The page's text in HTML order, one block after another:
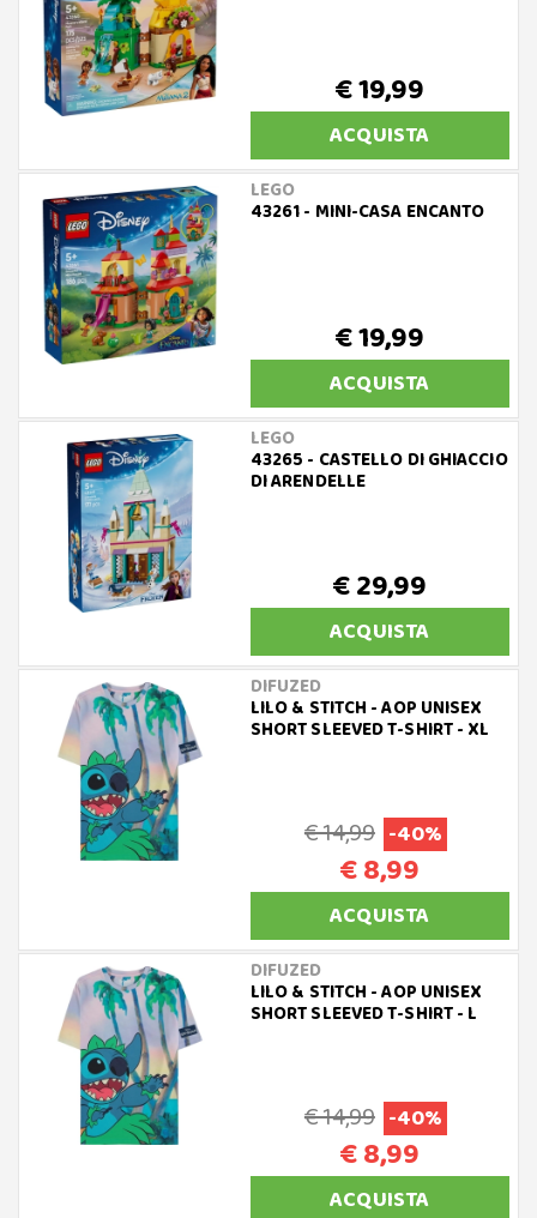
€ 19,99
ACQUISTA
LEGO
43261 - MINI-CASA ENCANTO
€ 19,99
ACQUISTA
LEGO
43265 - CASTELLO DI GHIACCIO
DI ARENDELLE
€ 29,99
ACQUISTA
DIFUZED
LILO & STITCH - AOP UNISEX
SHORT SLEEVED T-SHIRT - XL
€ 14,99 -40%
€ 8,99
ACQUISTA
DIFUZED
LILO & STITCH - AOP UNISEX
SHORT SLEEVED T-SHIRT - L
€ 14,99 -40%
€ 8,99
ACQUISTA